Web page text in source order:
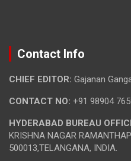
Contact Info
CHIEF EDITOR: Gajanan
CONTACT NO: +91 98904
HYDERABAD BUREAU
KRISHNA NAGAR
500013,TELANGANA, INDIA.